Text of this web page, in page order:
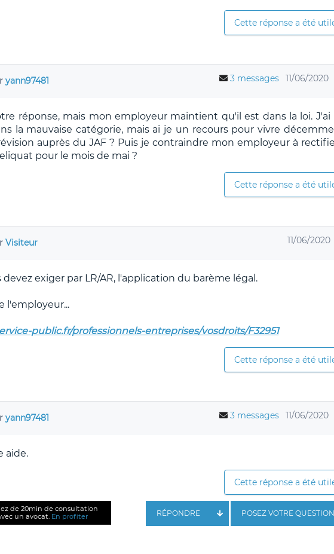
Cette réponse a été
yann97481 3 messages 11/06/2020
réponse, mais mon employeur maintient qu'il est dans la loi.
la mauvaise catégorie, mais ai je un recours pour vivre
auprès du JAF ? Puis je contraindre mon employeur à
pour le mois de mai ?
Cette réponse a été
Visiteur 11/06/2020
devez exiger par LR/AR, l'application du barème légal.
l'employeur...
public.fr/professionnels-entreprises/vosdroits/F32951
Cette réponse a été
yann97481 3 messages 11/06/2020
aide.
Cette réponse a été
de 20min de consultation
un avocat. En profiter POSEZ VOTRE QUESTION
RÉPONDRE